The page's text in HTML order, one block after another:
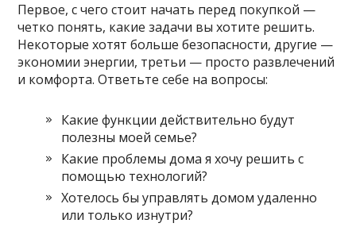
Первое, с чего стоит начать перед покупкой —
четко понять, какие задачи вы хотите решить.
Некоторые хотят больше безопасности, другие —
экономии энергии, третьи — просто развлечений
и комфорта. Ответьте себе на вопросы:
Какие функции действительно будут
полезны моей семье?
Какие проблемы дома я хочу решить с
помощью технологий?
Хотелось бы управлять домом удаленно
или только изнутри?